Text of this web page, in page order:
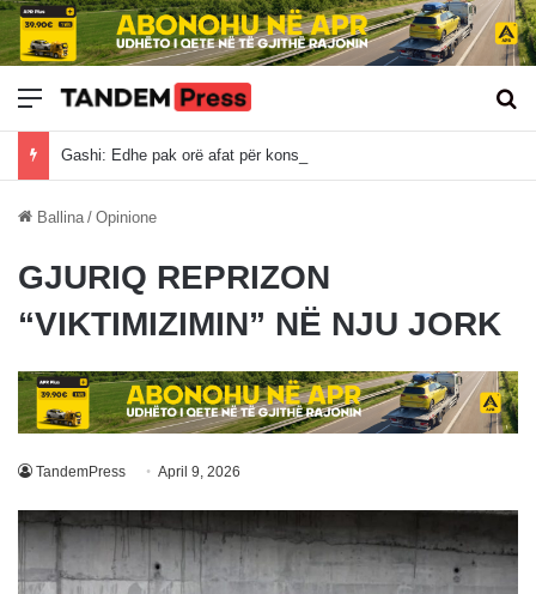
Meny
Ballina / Opinione
GJURIQ REPRIZON
“VIKTIMIZIMIN” NË NJU JORK
TandemPress April 9, 2026